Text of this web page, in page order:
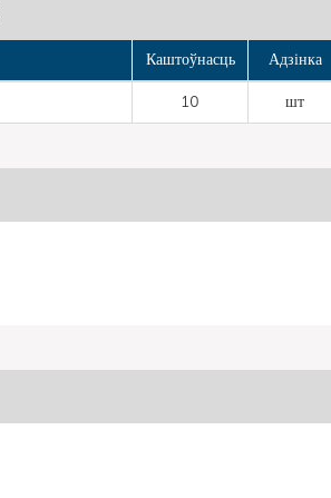
Каштоўнасць Адзінка
10 шт